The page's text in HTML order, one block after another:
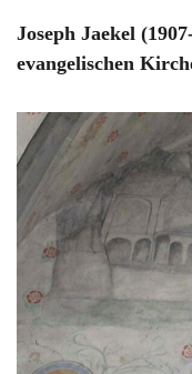
Joseph Jaekel
evangelischen